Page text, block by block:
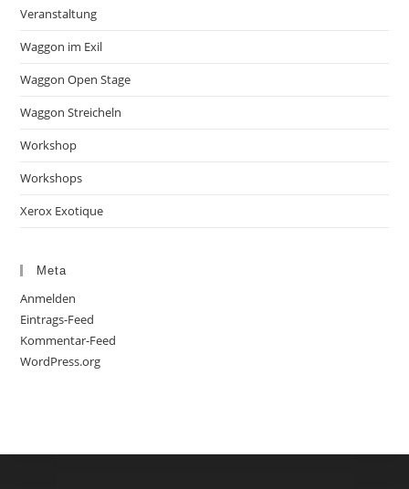
Veranstaltung
Waggon im Exil
Waggon Open Stage
Waggon Streicheln
Workshop
Workshops
Xerox Exotique
Meta
Anmelden
Eintrags-Feed
Kommentar-Feed
WordPress.org